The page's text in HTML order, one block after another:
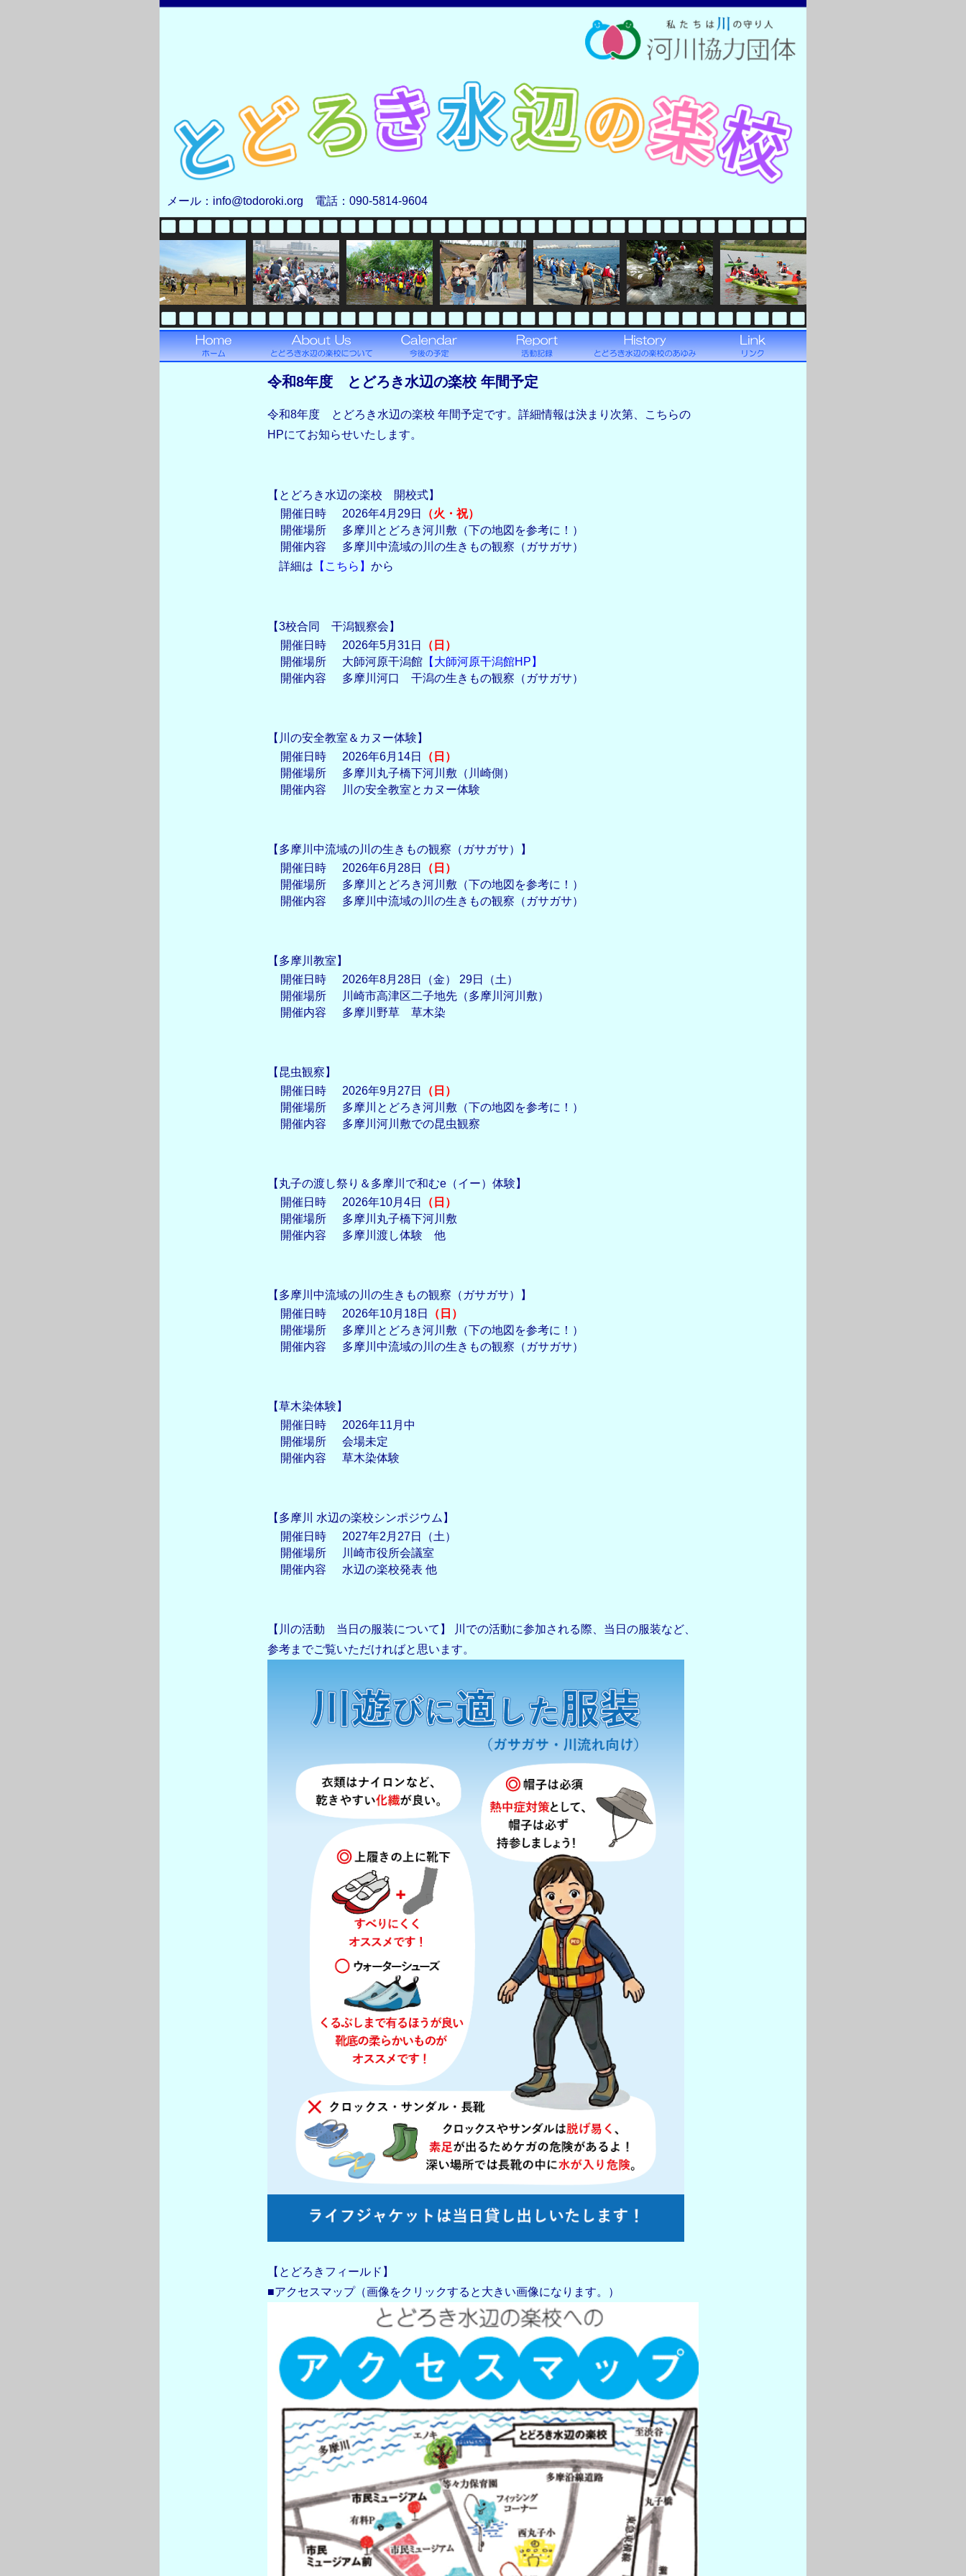
メール：info@todoroki.org 電話：090-5814-9604
令和8年度 とどろき水辺の楽校 年間予定
令和8年度 とどろき水辺の楽校 年間予定です。詳細情報は決まり次第、こちらの
HPにてお知らせいたします。
【とどろき水辺の楽校 開校式】
開催日時
2026年4月29日
（火・祝）
開催場所
多摩川とどろき河川敷（下の地図を参考に！）
開催内容
多摩川中流域の川の生きもの観察（ガサガサ）
詳細は 【こちら】 から
【3校合同 干潟観察会】
開催日時
2026年5月31日
（日）
開催場所
大師河原干潟館 【大師河原干潟館HP】
開催内容
多摩川河口 干潟の生きもの観察（ガサガサ）
【川の安全教室＆カヌー体験】
開催日時
2026年6月14日
（日）
開催場所
多摩川丸子橋下河川敷（川崎側）
開催内容
川の安全教室とカヌー体験
【多摩川中流域の川の生きもの観察（ガサガサ）】
開催日時
2026年6月28日
（日）
開催場所
多摩川とどろき河川敷（下の地図を参考に！）
開催内容
多摩川中流域の川の生きもの観察（ガサガサ）
【多摩川教室】
開催日時
2026年8月28日（金） 29日（土）
開催場所
川崎市高津区二子地先（多摩川河川敷）
開催内容
多摩川野草 草木染
【昆虫観察】
開催日時
2026年9月27日
（日）
開催場所
多摩川とどろき河川敷（下の地図を参考に！）
開催内容
多摩川河川敷での昆虫観察
【丸子の渡し祭り＆多摩川で和むe（イー）体験】
開催日時
2026年10月4日
（日）
開催場所
多摩川丸子橋下河川敷
開催内容
多摩川渡し体験 他
【多摩川中流域の川の生きもの観察（ガサガサ）】
開催日時
2026年10月18日
（日）
開催場所
多摩川とどろき河川敷（下の地図を参考に！）
開催内容
多摩川中流域の川の生きもの観察（ガサガサ）
【草木染体験】
開催日時
2026年11月中
開催場所
会場未定
開催内容
草木染体験
【多摩川 水辺の楽校シンポジウム】
開催日時
2027年2月27日（土）
開催場所
川崎市役所会議室
開催内容
水辺の楽校発表 他
【川の活動 当日の服装について】 川での活動に参加される際、当日の服装など、
参考までご覧いただければと思います。
【とどろきフィールド】
■アクセスマップ（画像をクリックすると大きい画像になります。）